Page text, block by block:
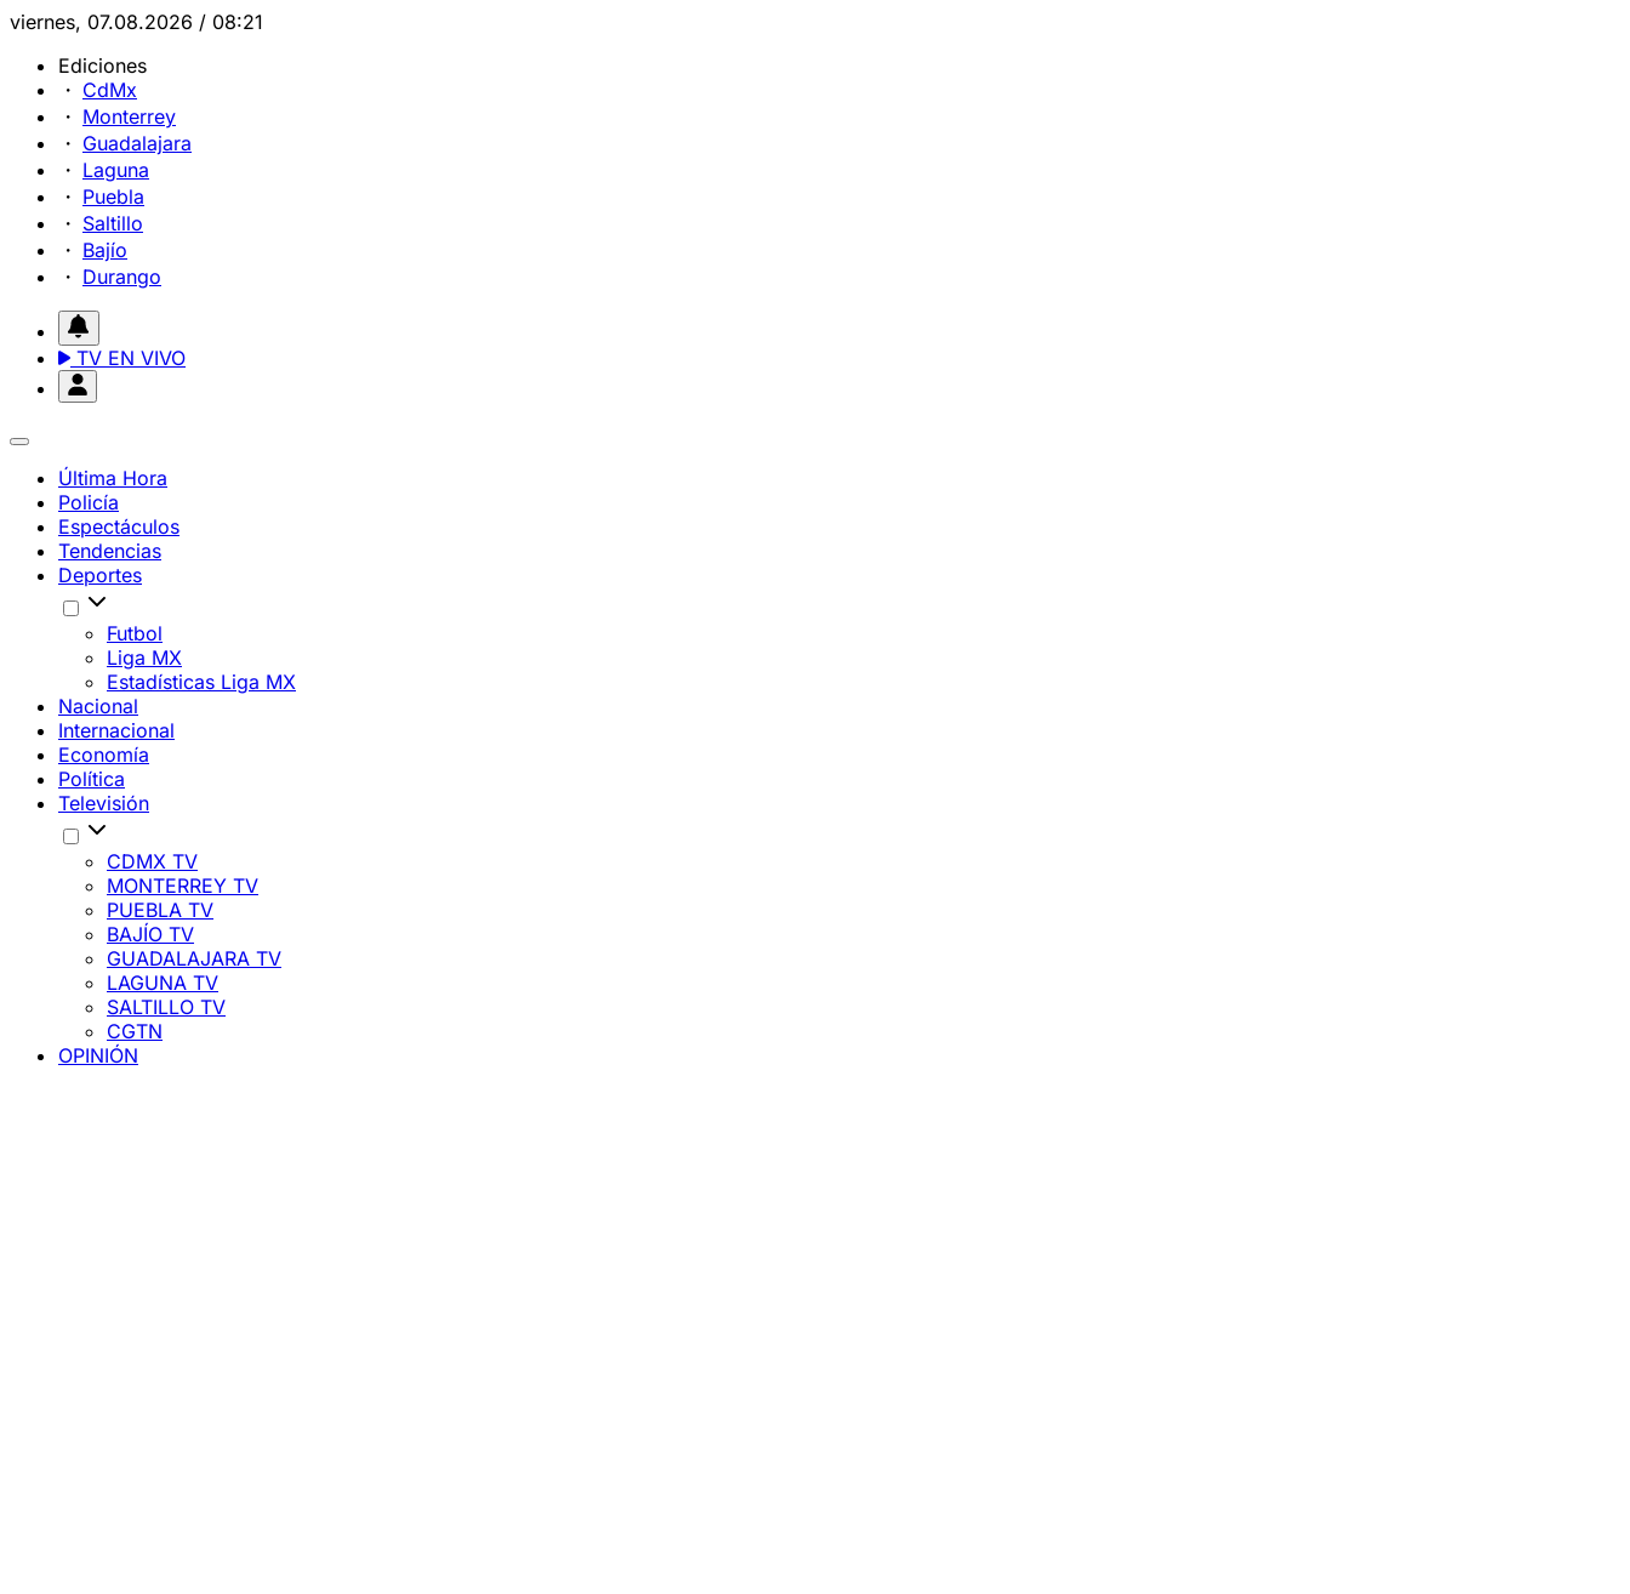
viernes, 07.08.2026 / 08:21
Ediciones
CdMx
Monterrey
Guadalajara
Laguna
Puebla
Saltillo
Bajío
Durango
TV EN VIVO
Última Hora
Policía
Espectáculos
Tendencias
Deportes
Futbol
Liga MX
Estadísticas Liga MX
Nacional
Internacional
Economía
Política
Televisión
CDMX TV
MONTERREY TV
PUEBLA TV
BAJÍO TV
GUADALAJARA TV
LAGUNA TV
SALTILLO TV
CGTN
OPINIÓN